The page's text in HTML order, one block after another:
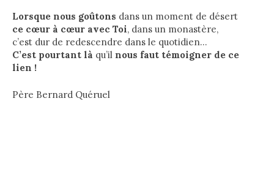
Lorsque nous goûtons dans un moment de désert
ce cœur à cœur avec Toi, dans un monastère,
c’est dur de redescendre dans le quotidien…
C’est pourtant là qu’il nous faut témoigner de ce
lien !
Père Bernard Quéruel